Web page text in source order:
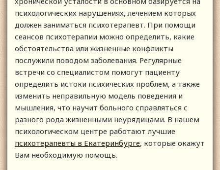
психологических нарушениях, лечением которых
должен заниматься психотерапевт. При помощи
сеансов психотерапии можно определить, какие
обстоятельства или жизненные конфликты
послужили поводом заболевания. Регулярные
встречи со специалистом помогут пациенту
определить истоки психических проблем, а также
изменить неправильную модель поведения и
мышления, что научит больного справляться с
разного рода жизненными неурядицами. В нашем
психологическом центре работают лучшие
психотерапевты в Екатеринбурге, которые окажут
Вам необходимую помощь.